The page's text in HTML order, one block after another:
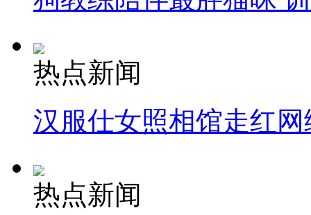
热点新闻
汉服仕女照相馆走红网
热点新闻